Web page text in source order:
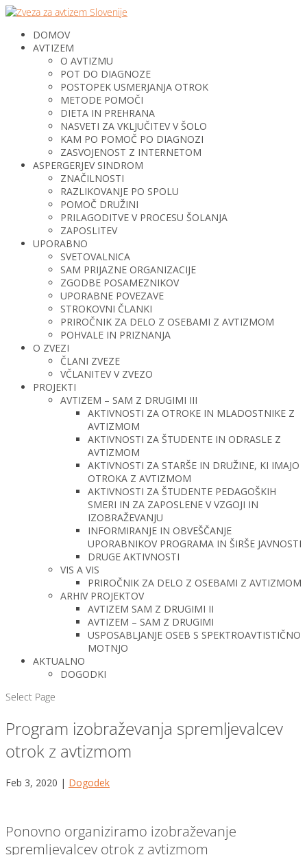
DOMOV
AVTIZEM
O AVTIZMU
POT DO DIAGNOZE
POSTOPEK USMERJANJA OTROK
METODE POMOČI
DIETA IN PREHRANA
NASVETI ZA VKLJUČITEV V ŠOLO
KAM PO POMOČ PO DIAGNOZI
ZASVOJENOST Z INTERNETOM
ASPERGERJEV SINDROM
ZNAČILNOSTI
RAZLIKOVANJE PO SPOLU
POMOČ DRUŽINI
PRILAGODITVE V PROCESU ŠOLANJA
ZAPOSLITEV
UPORABNO
SVETOVALNICA
SAM PRIJAZNE ORGANIZACIJE
ZGODBE POSAMEZNIKOV
UPORABNE POVEZAVE
STROKOVNI ČLANKI
PRIROČNIK ZA DELO Z OSEBAMI Z AVTIZMOM
POHVALE IN PRIZNANJA
O ZVEZI
ČLANI ZVEZE
VČLANITEV V ZVEZO
PROJEKTI
AVTIZEM – SAM Z DRUGIMI III
AKTIVNOSTI ZA OTROKE IN MLADOSTNIKE Z
AVTIZMOM
AKTIVNOSTI ZA ŠTUDENTE IN ODRASLE Z
AVTIZMOM
AKTIVNOSTI ZA STARŠE IN DRUŽINE, KI IMAJO
OTROKA Z AVTIZMOM
AKTIVNOSTI ZA ŠTUDENTE PEDAGOŠKIH
SMERI IN ZA ZAPOSLENE V VZGOJI IN
IZOBRAŽEVANJU
INFORMIRANJE IN OBVEŠČANJE
UPORABNIKOV PROGRAMA IN ŠIRŠE JAVNOSTI
DRUGE AKTIVNOSTI
VIS A VIS
PRIROČNIK ZA DELO Z OSEBAMI Z AVTIZMOM
ARHIV PROJEKTOV
AVTIZEM SAM Z DRUGIMI II
AVTIZEM – SAM Z DRUGIMI
USPOSABLJANJE OSEB S SPEKTROAVTISTIČNO
MOTNJO
AKTUALNO
DOGODKI
Select Page
Program izobraževanja spremljevalcev
otrok z avtizmom
Feb 3, 2020 | Dogodek
Ponovno organiziramo izobraževanje
spremljevalcev otrok z avtizmom